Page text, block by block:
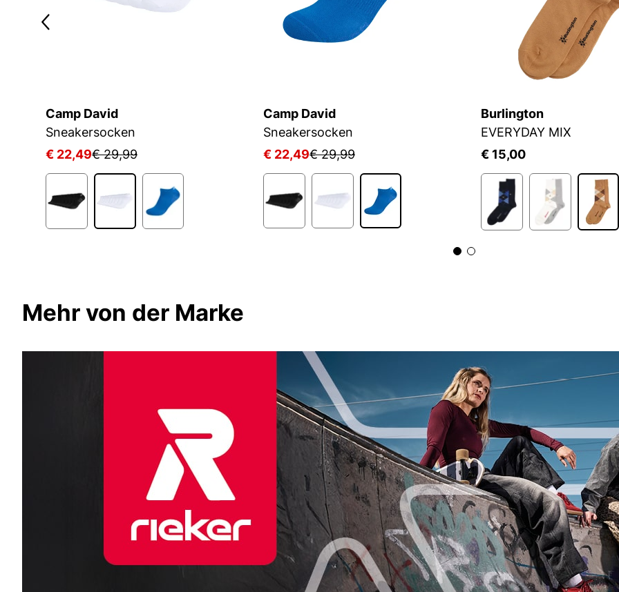
Camp David
Sneakersocken
€ 22,49€ 29,99
Camp David
Sneakersocken
€ 22,49€ 29,99
Burlington
EVERYDAY MIX
€ 15,00
Mehr von der Marke